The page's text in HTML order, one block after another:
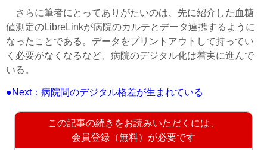
さらに筆者にとってありがたいのは、先に紹介した血糖
値測定のLibreLinkが病院のカルテとデータ連携するように
なったことである。データをプリントアウトして持ってい
く必要がなくなるなど、病院のデジタル化は着実に進んで
いる。
●Next：病院間のデジタル格差が生まれている
この記事の続きをお読みいただくには、
会員登録（無料）が必要です